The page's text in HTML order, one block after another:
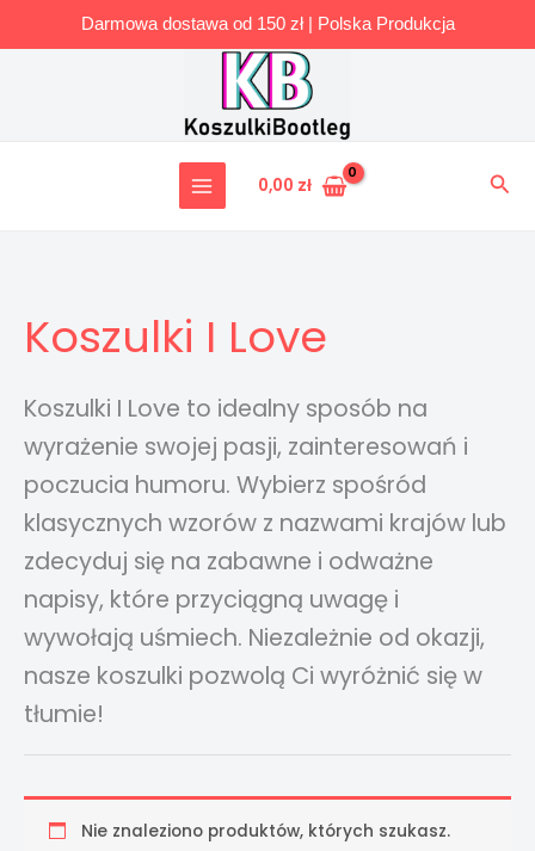
Darmowa dostawa od 150 zł | Polska Produkcja
0,00 zł
Koszulki I Love
Koszulki I Love to idealny sposób na
wyrażenie swojej pasji, zainteresowań i
poczucia humoru. Wybierz spośród
klasycznych wzorów z nazwami krajów lub
zdecyduj się na zabawne i odważne
napisy, które przyciągną uwagę i
wywołają uśmiech. Niezależnie od okazji,
nasze koszulki pozwolą Ci wyróżnić się w
tłumie!
Nie znaleziono produktów, których szukasz.